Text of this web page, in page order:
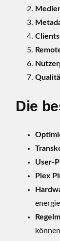
Die
User-
Plex